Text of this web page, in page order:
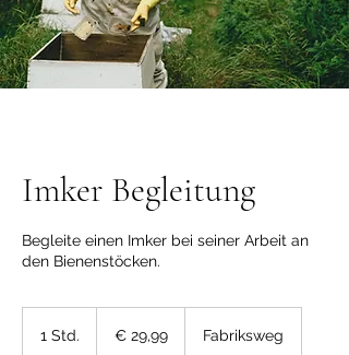
Imker Begleitung
Begleite einen Imker bei seiner Arbeit an
den Bienenstöcken.
1 Std. € 29,99 Fabriksweg